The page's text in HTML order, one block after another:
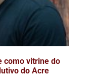
como vitrine do
do Acre